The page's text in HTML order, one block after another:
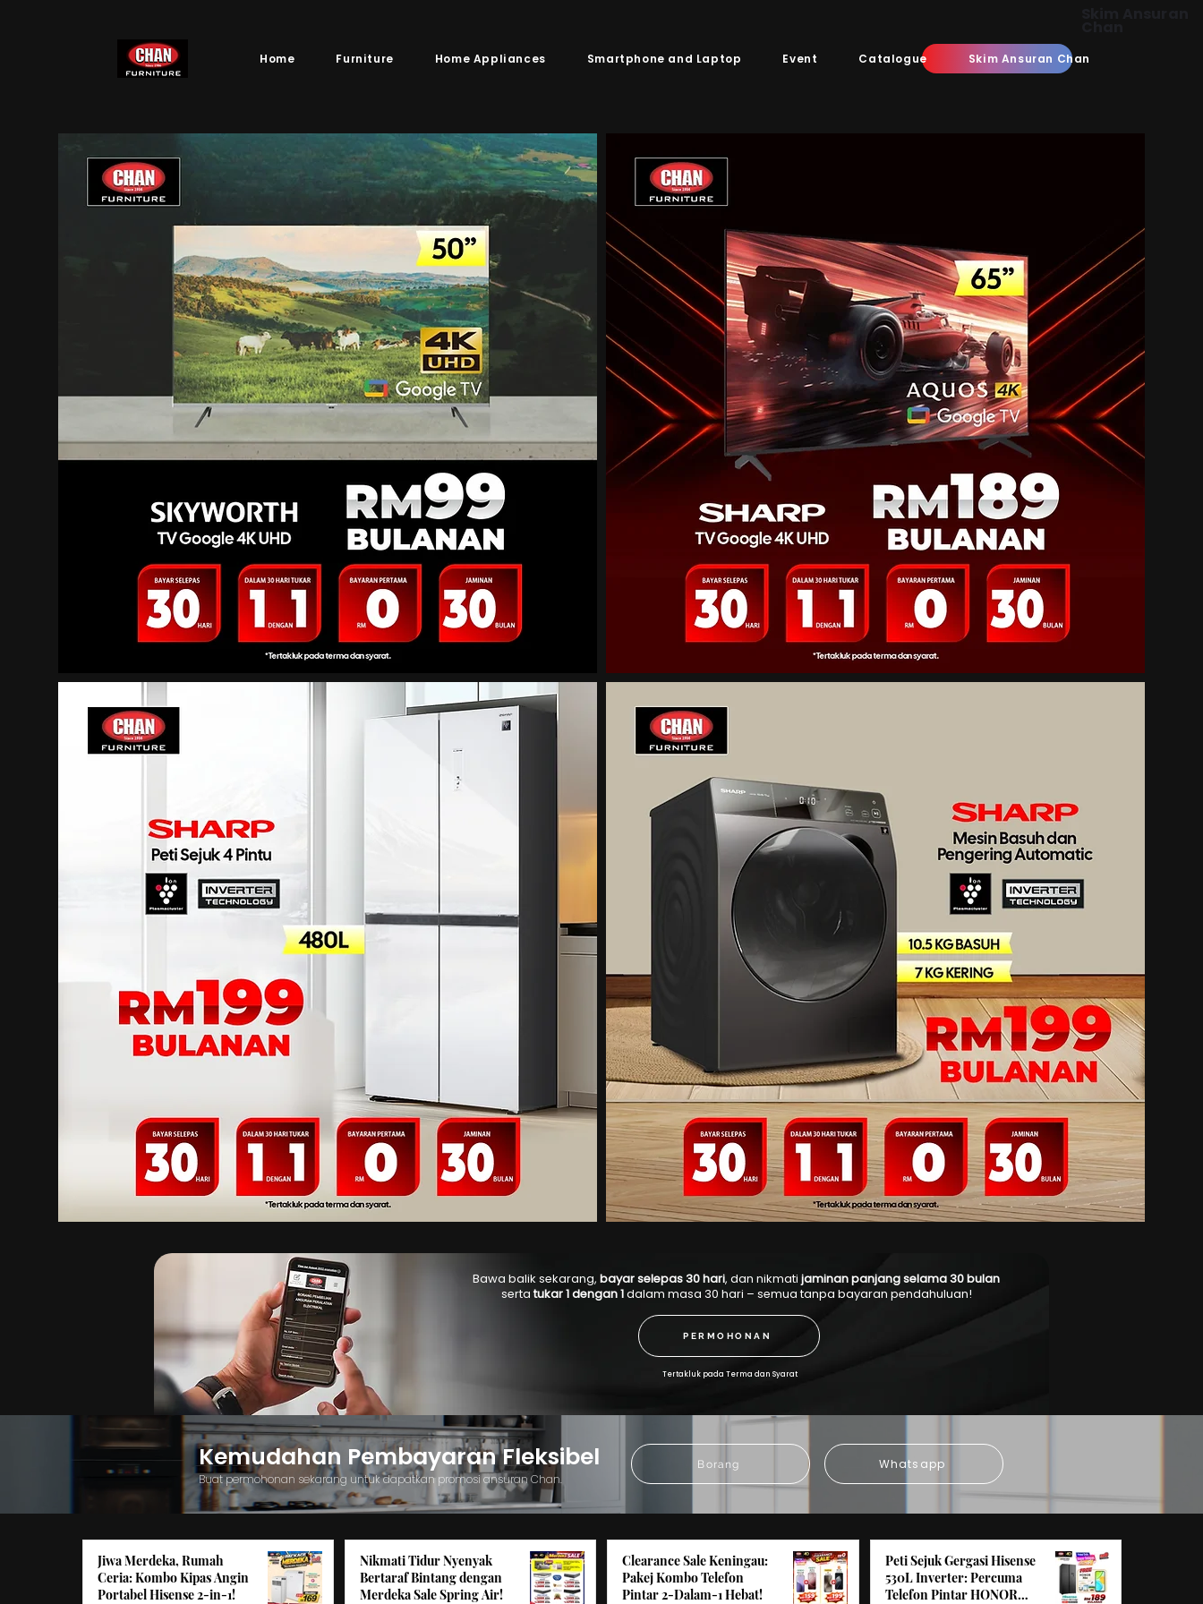
Home Furniture Home Appliances Smartphone and Laptop Event Catalogue Skim Ansuran Chan
Bawa balik sekarang, bayar selepas 30 hari, dan nikmati jaminan panjang selama 30bulan
sertatukar 1 dengan 1dalam masa 30 hari – semua tanpa bayaran pendahuluan!
Tertakluk pada Terma dan Syarat
PERMOHONAN
Kemudahan Pembayaran Fleksibel
Buat permohonan sekarang untuk dapatkan promosi ansuran Chan.
Borang Whatsapp
Jiwa Merdeka, Rumah
Ceria: Kombo Kipas Angin
Portabel Hisense 2-in-1!
Nikmati Tidur Nyenyak
Bertaraf Bintang dengan
Merdeka Sale Spring Air!
Clearance Sale Keningau:
Pakej Kombo Telefon
Pintar 2-Dalam-1 Hebat!
Peti Sejuk Gergasi Hisense
530L Inverter: Percuma
Telefon Pintar HONOR